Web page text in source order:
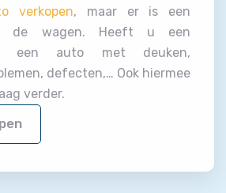
verkopen, maar er is een
de wagen. Heeft u een
een auto met deuken,
defecten,… Ook hiermee
verder.